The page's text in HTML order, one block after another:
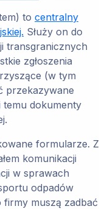
to centralny
Służy on do
transgranicznych
zgłoszenia
(w tym
przekazywane
temu dokumenty
formularze. Z
komunikacji
w sprawach
odpadów
muszą zadbać